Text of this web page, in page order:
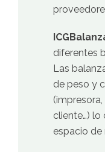
diferentes
Las
de peso y
cliente…) lo
espacio de